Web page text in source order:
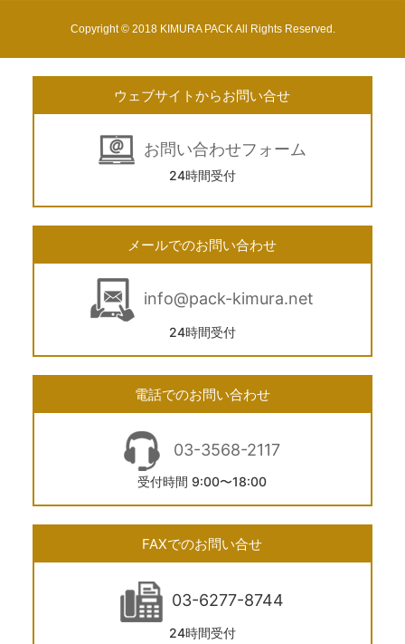
Copyright © 2018 KIMURA PACK All Rights Reserved.
ウェブサイトからお問い合せ
お問い合わせフォーム
24時間受付
メールでのお問い合わせ
info@pack-kimura.net
24時間受付
電話でのお問い合わせ
03-3568-2117
受付時間 9:00〜18:00
FAXでのお問い合せ
03-6277-8744
24時間受付